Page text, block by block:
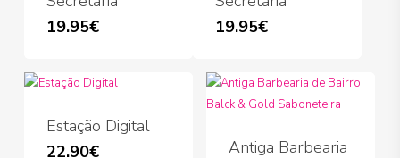
19.95€
19.95€
Estação Digital
22.90€
Antiga Barbearia